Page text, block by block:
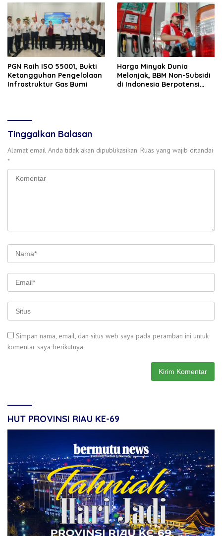
PGN Raih ISO 55001, Bukti
Ketangguhan Pengelolaan
Infrastruktur Gas Bumi
Harga Minyak Dunia
Melonjak, BBM Non-Subsidi
di Indonesia Berpotensi
Tinggalkan Balasan
Alamat email Anda tidak akan dipublikasikan. Ruas yang wajib ditandai
*
Simpan nama, email, dan situs web saya pada peramban ini untuk
komentar saya berikutnya.
HUT PROVINSI RIAU KE-69